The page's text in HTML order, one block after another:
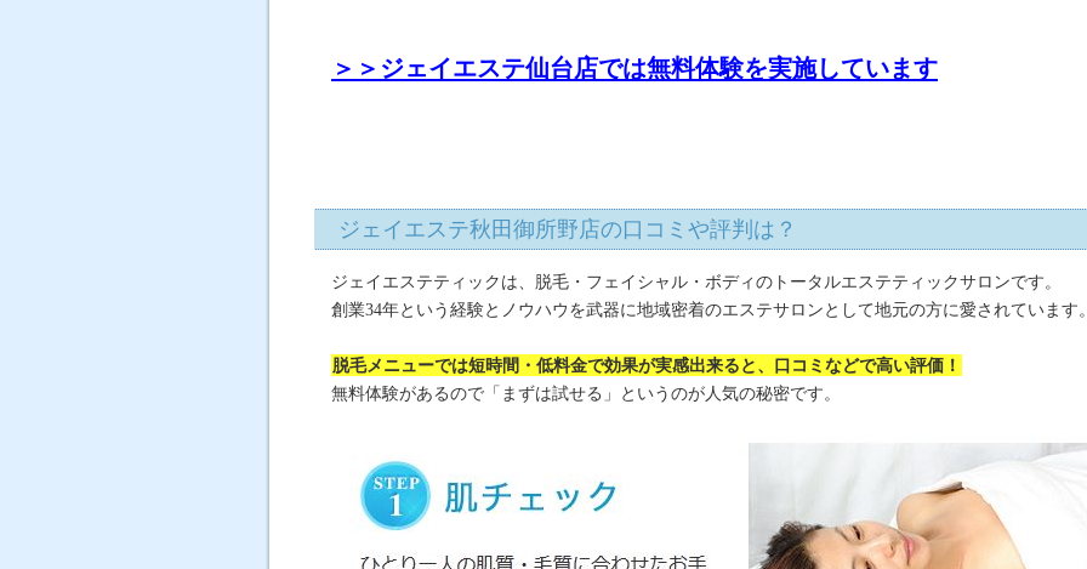
＞＞ジェイエステ仙台店では無料体験を実施しています
ジェイエステ秋田御所野店の口コミや評判は？
ジェイエステティックは、脱毛・フェイシャル・ボディのトータルエステティックサロンです。
創業34年という経験とノウハウを武器に地域密着のエステサロンとして地元の方に愛されています
脱毛メニューでは短時間・低料金で効果が実感出来ると、口コミなどで高い評価！
無料体験があるので「まずは試せる」というのが人気の秘密です。